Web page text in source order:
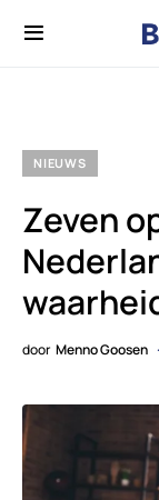
NIEUWS
Zeven
door Menno Goosen